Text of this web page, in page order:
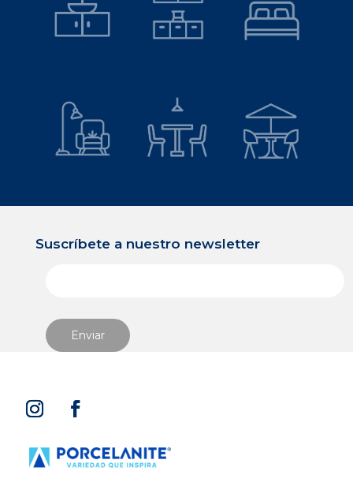
Suscríbete a nuestro newsletter